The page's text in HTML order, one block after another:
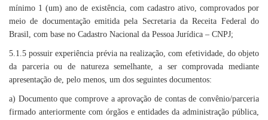
mínimo 1 (um) ano de existência, com cadastro ativo, comprovados por
meio de documentação emitida pela Secretaria da Receita Federal do
Brasil, com base no Cadastro Nacional da Pessoa Jurídica – CNPJ;
5.1.5 possuir experiência prévia na realização, com efetividade, do objeto
da parceria ou de natureza semelhante, a ser comprovada mediante
apresentação de, pelo menos, um dos seguintes documentos:
a) Documento que comprove a aprovação de contas de convênio/parceria
firmado anteriormente com órgãos e entidades da administração pública,